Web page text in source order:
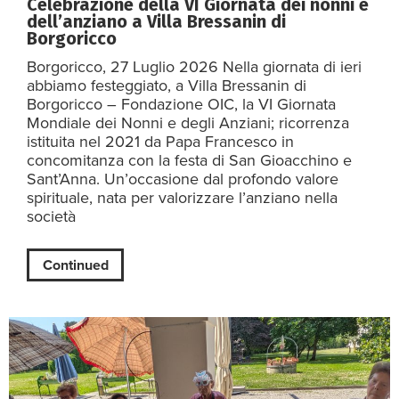
Celebrazione della VI Giornata dei nonni e
dell’anziano a Villa Bressanin di
Borgoricco
Borgoricco, 27 Luglio 2026 Nella giornata di ieri
abbiamo festeggiato, a Villa Bressanin di
Borgoricco – Fondazione OIC, la VI Giornata
Mondiale dei Nonni e degli Anziani; ricorrenza
istituita nel 2021 da Papa Francesco in
concomitanza con la festa di San Gioacchino e
Sant’Anna. Un’occasione dal profondo valore
spirituale, nata per valorizzare l’anziano nella
società
Continued